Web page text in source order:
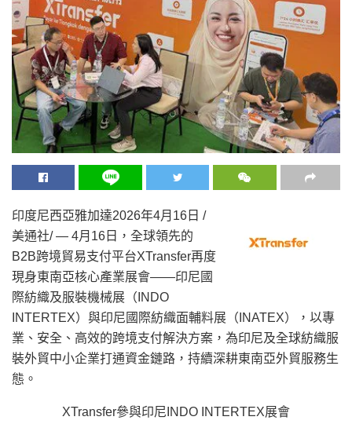
印度尼西亞雅加達2026年4月16日 /
美通社/ — 4月16日，全球領先的
B2B跨境貿易支付平台XTransfer再度
現身東南亞核心產業展會——印尼國
際紡織及服裝機械展（INDO
INTERTEX）與印尼國際紡織面輔料展（INATEX），以專
業、安全、高效的跨境支付解決方案，為印尼及全球紡織服
裝外貿中小企業打通資金鏈路，持續深耕東南亞外貿服務生
態。
XTransfer參與印尼INDO INTERTEX展會